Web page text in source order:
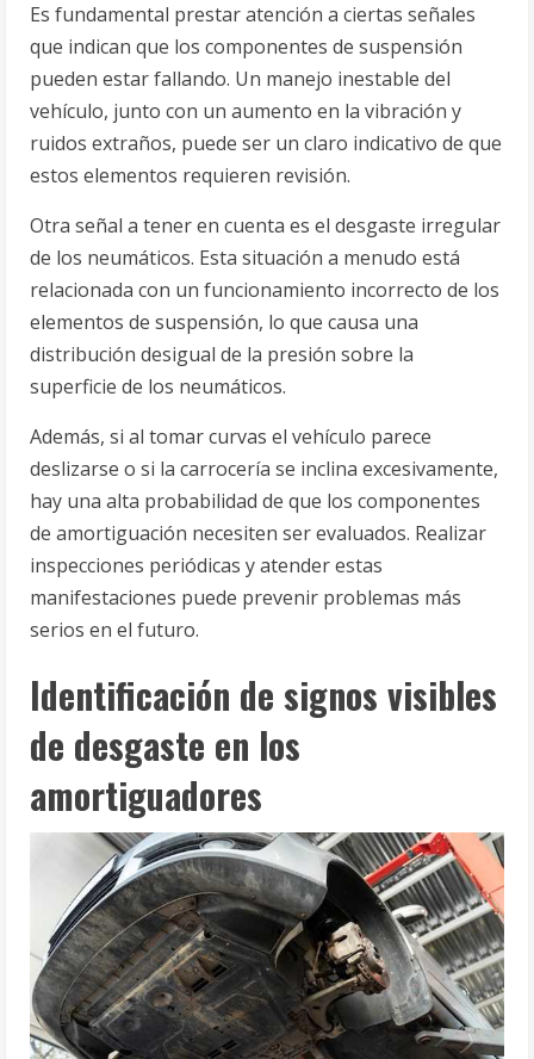
Es fundamental prestar atención a ciertas señales
que indican que los componentes de suspensión
pueden estar fallando. Un manejo inestable del
vehículo, junto con un aumento en la vibración y
ruidos extraños, puede ser un claro indicativo de que
estos elementos requieren revisión.
Otra señal a tener en cuenta es el desgaste irregular
de los neumáticos. Esta situación a menudo está
relacionada con un funcionamiento incorrecto de los
elementos de suspensión, lo que causa una
distribución desigual de la presión sobre la
superficie de los neumáticos.
Además, si al tomar curvas el vehículo parece
deslizarse o si la carrocería se inclina excesivamente,
hay una alta probabilidad de que los componentes
de amortiguación necesiten ser evaluados. Realizar
inspecciones periódicas y atender estas
manifestaciones puede prevenir problemas más
serios en el futuro.
Identificación de signos visibles
de desgaste en los
amortiguadores